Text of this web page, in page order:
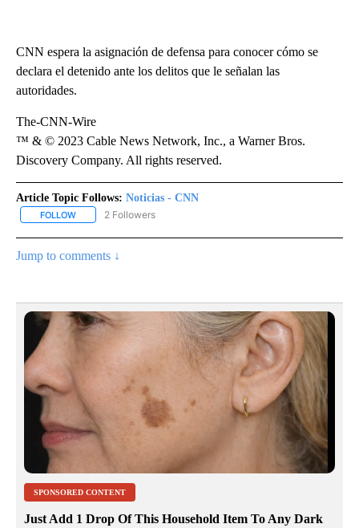
CNN espera la asignación de defensa para conocer cómo se
declara el detenido ante los delitos que le señalan las
autoridades.
The-CNN-Wire
™ & © 2023 Cable News Network, Inc., a Warner Bros.
Discovery Company. All rights reserved.
Article Topic Follows: Noticias - CNN
FOLLOW FOLLOW "NOTICIAS - CNN" TO RECEIVE NOTIFICATIONS ABOUT
2 Followers
Jump to comments ↓
SPONSORED CONTENT
Just Add 1 Drop Of This Household Item To Any Dark